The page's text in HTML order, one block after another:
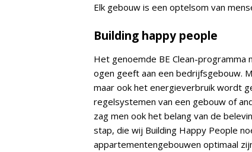
Elk gebouw is een optelsom van
Building happy people
Het genoemde BE Clean-
ogen geeft aan een bedrijfsgebouw.
maar ook het energieverbruik wordt
regelsystemen van een gebouw of
zag men ook het belang van de
stap, die wij Building Happy People
appartementengebouwen optimaal